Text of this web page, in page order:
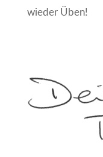
wieder Üben!